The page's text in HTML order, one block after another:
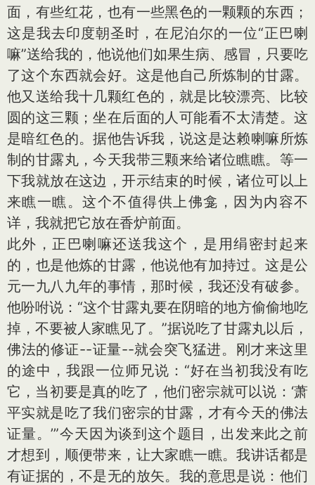
面，有些红花，也有一些黑色的一颗颗的东西；
这是我去印度朝圣时，在尼泊尔的一位“正巴喇
嘛”送给我的，他说他们如果生病、感冒，只要吃
了这个东西就会好。这是他自己所炼制的甘露。
他又送给我十几颗红色的，就是比较漂亮、比较
圆的这三颗；坐在后面的人可能看不太清楚。这
是暗红色的。据他告诉我，说这是达赖喇嘛所炼
制的甘露丸，今天我带三颗来给诸位瞧瞧。等一
下我就放在这边，开示结束的时候，诸位可以上
来瞧一瞧。这个不值得供上佛龛，因为内容不
详，我就把它放在香炉前面。
此外，正巴喇嘛还送我这个，是用绢密封起来
的，也是他炼的甘露，他说他有加持过。这是公
元一九八九年的事情，那时候，我还没有破参。
他吩咐说：“这个甘露丸要在阴暗的地方偷偷地吃
掉，不要被人家瞧见了。”据说吃了甘露丸以后，
佛法的修证--证量--就会突飞猛进。刚才来这里
的途中，我跟一位师兄说：“好在当初我没有吃
它，当初要是真的吃了，他们密宗就可以说：‘萧
平实就是吃了我们密宗的甘露，才有今天的佛法
证量。’”今天因为谈到这个题目，出发来此之前
才想到，顺便带来，让大家瞧一瞧。我讲话都是
有证据的，不是无的放矢。我的意思是说：他们